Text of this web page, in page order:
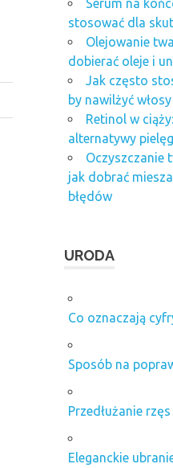
Serum na
stosować dla
Olejowanie
dobierać oleje i
Jak często
by nawilżyć
Retinol w
alternatywy
Oczyszczanie
jak dobrać
błędów
URODA
Co oznaczają
Sposób na
Przedłużanie rzęs
Eleganckie